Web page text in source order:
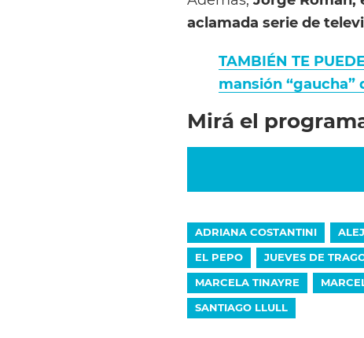
aclamada serie de
TAMBIÉN TE
mansión “gaucha”
Mirá el
ADRIANA COSTANTINI
EL PEPO
JUEVES DE
MARCELA TINAYRE
SANTIAGO LLULL